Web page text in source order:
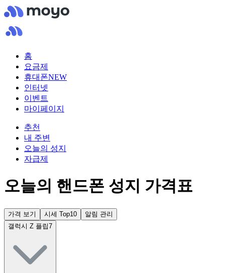
홈
요금제
휴대폰NEW
인터넷
이벤트
마이페이지
추천
내 주변
오늘의 성지
자급제
오늘의 핸드폰 성지 가격표
가격 보기 시세 Top10
알림 관리
갤럭시 Z 플립7